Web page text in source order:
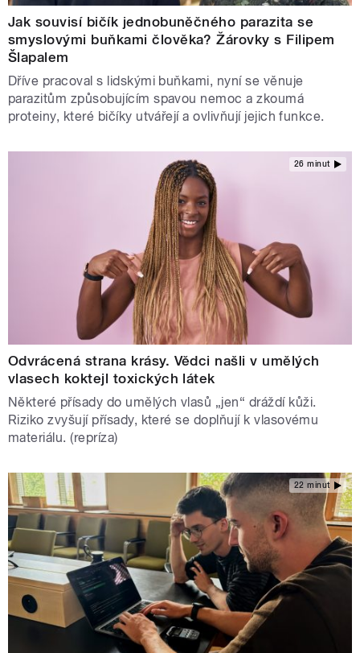
Jak souvisí bičík jednobuněčného parazita se
smyslovými buňkami člověka? Žárovky s Filipem
Šlapalem
Dříve pracoval s lidskými buňkami, nyní se věnuje
parazitům způsobujícím spavou nemoc a zkoumá
proteiny, které bičíky utvářejí a ovlivňují jejich funkce.
26 minut
Odvrácená strana krásy. Vědci našli v umělých
vlasech koktejl toxických látek
Některé přísady do umělých vlasů „jen“ dráždí kůži.
Riziko zvyšují přísady, které se doplňují k vlasovému
materiálu. (repríza)
22 minut